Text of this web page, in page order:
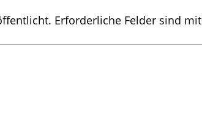
Erforderliche Felder sind mit